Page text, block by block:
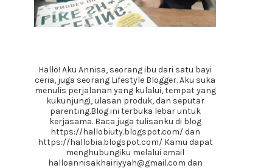
Hallo! Aku Annisa, seorang ibu dari satu bayi
ceria, juga seorang Lifestyle Blogger. Aku suka
menulis perjalanan yang kulalui, tempat yang
kukunjungi, ulasan produk, dan seputar
parenting.Blog ini terbuka lebar untuk
kerjasama. Baca juga tulisanku di blog
https://hallobiuty.blogspot.com/ dan
https://hallobia.blogspot.com/ Kamu dapat
menghubungiku melalui email
halloannisakhairiyyah@gmail.com dan